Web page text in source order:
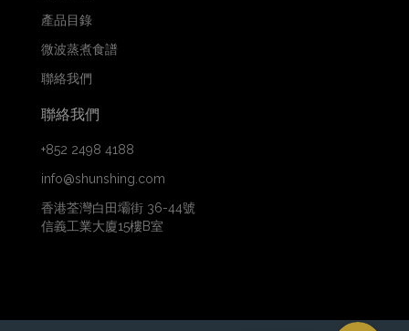
產品目錄
微波蒸煮食譜
聯絡我們
聯絡我們
+852 2498 4188
info@shunshing.com
香港荃灣白田壩街 36-44號
信義工業大廈15樓B室
WhatsApp